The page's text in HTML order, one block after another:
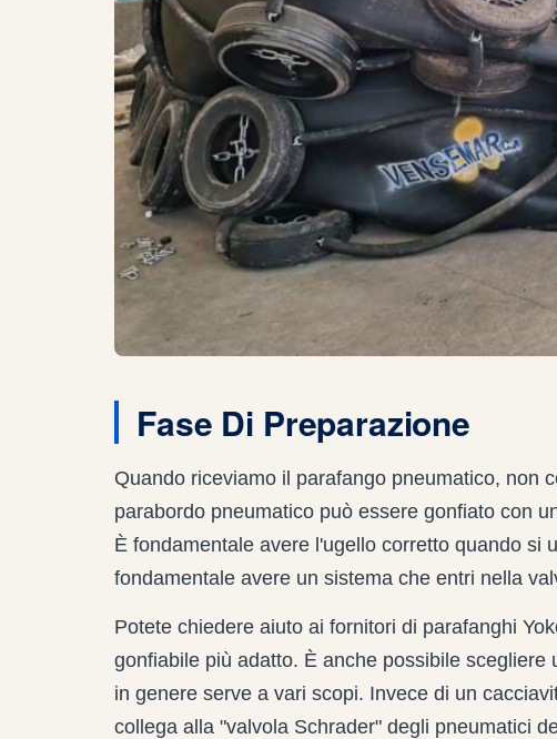
Fase Di Preparazione
Quando riceviamo il parafango pneumatico, non
parabordo pneumatico può essere gonfiato con
È fondamentale avere l'ugello corretto quando si
fondamentale avere un sistema che entri nella
Potete chiedere aiuto ai fornitori di parafanghi
gonfiabile più adatto. È anche possibile
in genere serve a vari scopi. Invece di un
collega alla "valvola Schrader" degli pneumatici